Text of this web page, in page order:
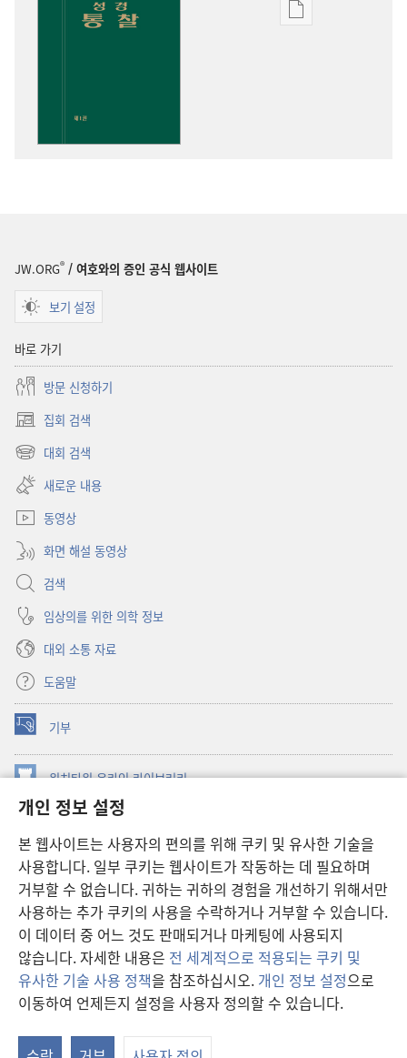
개인 정보 설정
본 웹사이트는 사용자의 편의를 위해 쿠키 및 유사한 기술을
사용합니다. 일부 쿠키는 웹사이트가 작동하는 데 필요하며
거부할 수 없습니다. 귀하는 귀하의 경험을 개선하기 위해서만
사용하는 추가 쿠키의 사용을 수락하거나 거부할 수 있습니다.
이 데이터 중 어느 것도 판매되거나 마케팅에 사용되지
않습니다. 자세한 내용은 전 세계적으로 적용되는 쿠키 및
유사한 기술 사용 정책을 참조하십시오. 개인 정보 설정으로
이동하여 언제든지 설정을 사용자 정의할 수 있습니다.
출판물
JW.ORG® / 여호와의 증인 공식 웹사이트
보기 설정
바로 가기
방문 신청하기
집회 검색
(새로운
창
대회 검색
(새로운
창
열기)
새로운 내용
동영상
화면 해설 동영상
검색
임상의를 위한 의학 정보
대외 소통 자료
도움말
기부
(새로운
창
열기) 워치타워 온라인 라이브러리
창
JW Hub ®
창
열기) JW 라이브러리
워치타워 라이브러리
Copyright© 2026 Watch Tower Bible and Tract Society of Pennsylvania.
이용 약관| 개인 정보 보호 정책| 개인 정보 보호 설정